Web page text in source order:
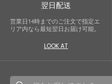
翌日配送
営業日14時までのご注文で指定エ
リア内なら最短翌日お届け可能。
LOOK AT